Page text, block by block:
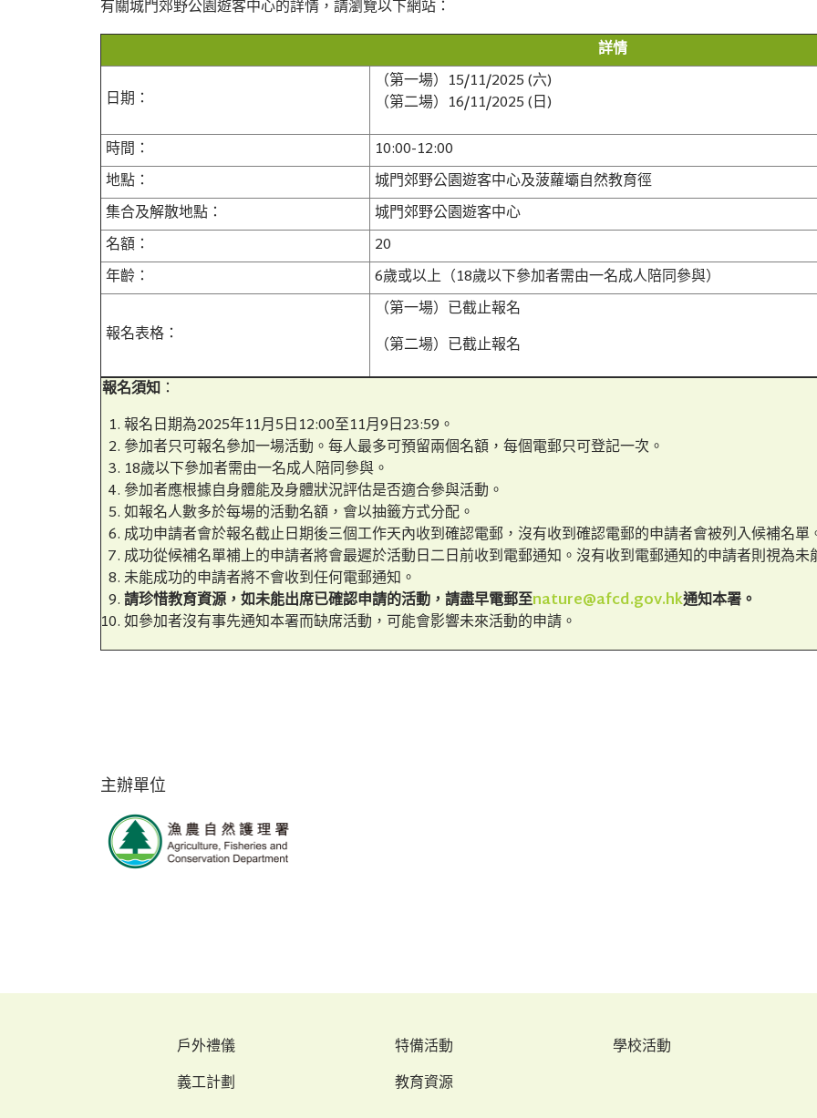
有關城門郊野公園遊客中心的詳情，請瀏覽以下網站：
詳情
日期：
（第一場）15/11/2025 (六)
（第二場）16/11/2025 (日)
時間：
10:00-12:00
地點：
城門郊野公園遊客中心及菠蘿壩自然教育徑
集合及解散地點：
城門郊野公園遊客中心
名額：
20
年齡：
6歲或以上（18歲以下參加者需由一名成人陪同參與）
報名表格：
（第一場）已截止報名
（第二場）已截止報名
報名須知 ：
報名日期為2025年11月5日12:00至11月9日23:59。
參加者只可報名參加一場活動。每人最多可預留兩個名額，每個電郵只可登記一次。
18歲以下參加者需由一名成人陪同參與。
參加者應根據自身體能及身體狀況評估是否適合參與活動。
如報名人數多於每場的活動名額，會以抽籤方式分配。
成功申請者會於報名截止日期後三個工作天內收到確認電郵，沒有收到確認電郵的申請者會被列入候補名單
成功從候補名單補上的申請者將會最遲於活動日二日前收到電郵通知。沒有收到電郵通知的申請者則視為未
未能成功的申請者將不會收到任何電郵通知。
請珍惜教育資源，如未能出席已確認申請的活動，請盡早電郵至nature@afcd.gov.hk通知本署。
如參加者沒有事先通知本署而缺席活動，可能會影響未來活動的申請。
主辦單位
戶外禮儀 特備活動 學校活動
義工計劃
教育資源